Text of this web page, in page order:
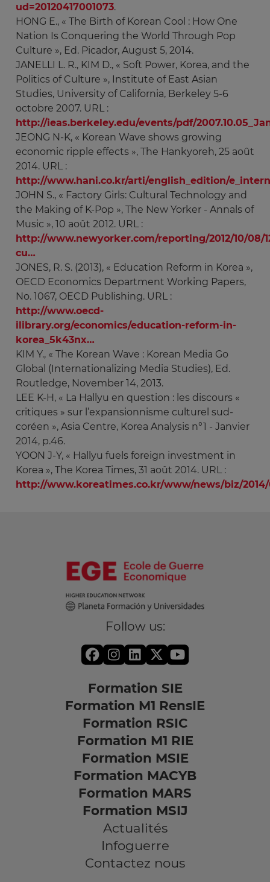
ud=20120417001073.
HONG E., « The Birth of Korean Cool : How One
Nation Is Conquering the World Through Pop
Culture », Ed. Picador, August 5, 2014.
JANELLI L. R., KIM D., « Soft Power, Korea, and the
Politics of Culture », Institute of East Asian
Studies, University of California, Berkeley 5-6
octobre 2007. URL :
http://ieas.berkeley.edu/events/pdf/
JEONG N-K, « Korean Wave shows growing
economic ripple effects », The Hankyoreh, 25 août
2014. URL :
http://www.hani.co.kr/arti/english_edition/
JOHN S., « Factory Girls: Cultural Technology and
the Making of K-Pop », The New Yorker - Annals of
Music », 10 août 2012. URL :
http://www.newyorker.com/reporting/2012/10/08/
cu…
JONES, R. S. (2013), « Education Reform in Korea »,
OECD Economics Department Working Papers,
No. 1067, OECD Publishing. URL :
http://www.oecd-
ilibrary.org/economics/education-reform-in-
korea_5k43nx…
KIM Y., « The Korean Wave : Korean Media Go
Global (Internationalizing Media Studies), Ed.
Routledge, November 14, 2013.
LEE K-H, « La Hallyu en question : les discours «
critiques » sur l’expansionnisme culturel sud-
coréen », Asia Centre, Korea Analysis n°1 - Janvier
2014, p.46.
YOON J-Y, « Hallyu fuels foreign investment in
Korea », The Korea Times, 31 août 2014. URL :
http://www.koreatimes.co.kr/www/news/biz/2014/
Follow us:
Formation SIE
Formation M1 RensIE
Formation RSIC
Formation M1 RIE
Formation MSIE
Formation MACYB
Formation MARS
Formation MSIJ
Actualités
Infoguerre
Contactez nous